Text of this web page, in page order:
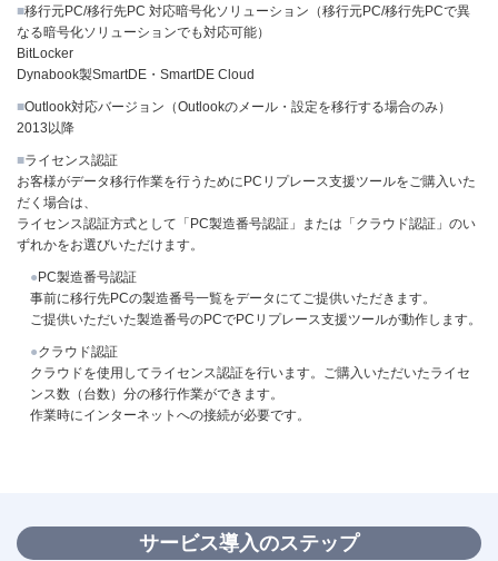
■移行元PC/移行先PC 対応暗号化ソリューション（移行元PC/移行先PCで異
なる暗号化ソリューションでも対応可能）
BitLocker
Dynabook製SmartDE・SmartDE Cloud
■Outlook対応バージョン（Outlookのメール・設定を移行する場合のみ）
2013以降
■ライセンス認証
お客様がデータ移行作業を行うためにPCリプレース支援ツールをご購入いた
だく場合は、
ライセンス認証方式として「PC製造番号認証」または「クラウド認証」のい
ずれかをお選びいただけます。
● PC製造番号認証
事前に移行先PCの製造番号一覧をデータにてご提供いただきます。
ご提供いただいた製造番号のPCでPCリプレース支援ツールが動作します。
●クラウド認証
クラウドを使用してライセンス認証を行います。ご購入いただいたライセ
ンス数（台数）分の移行作業ができます。
作業時にインターネットへの接続が必要です。
サービス導入のステップ